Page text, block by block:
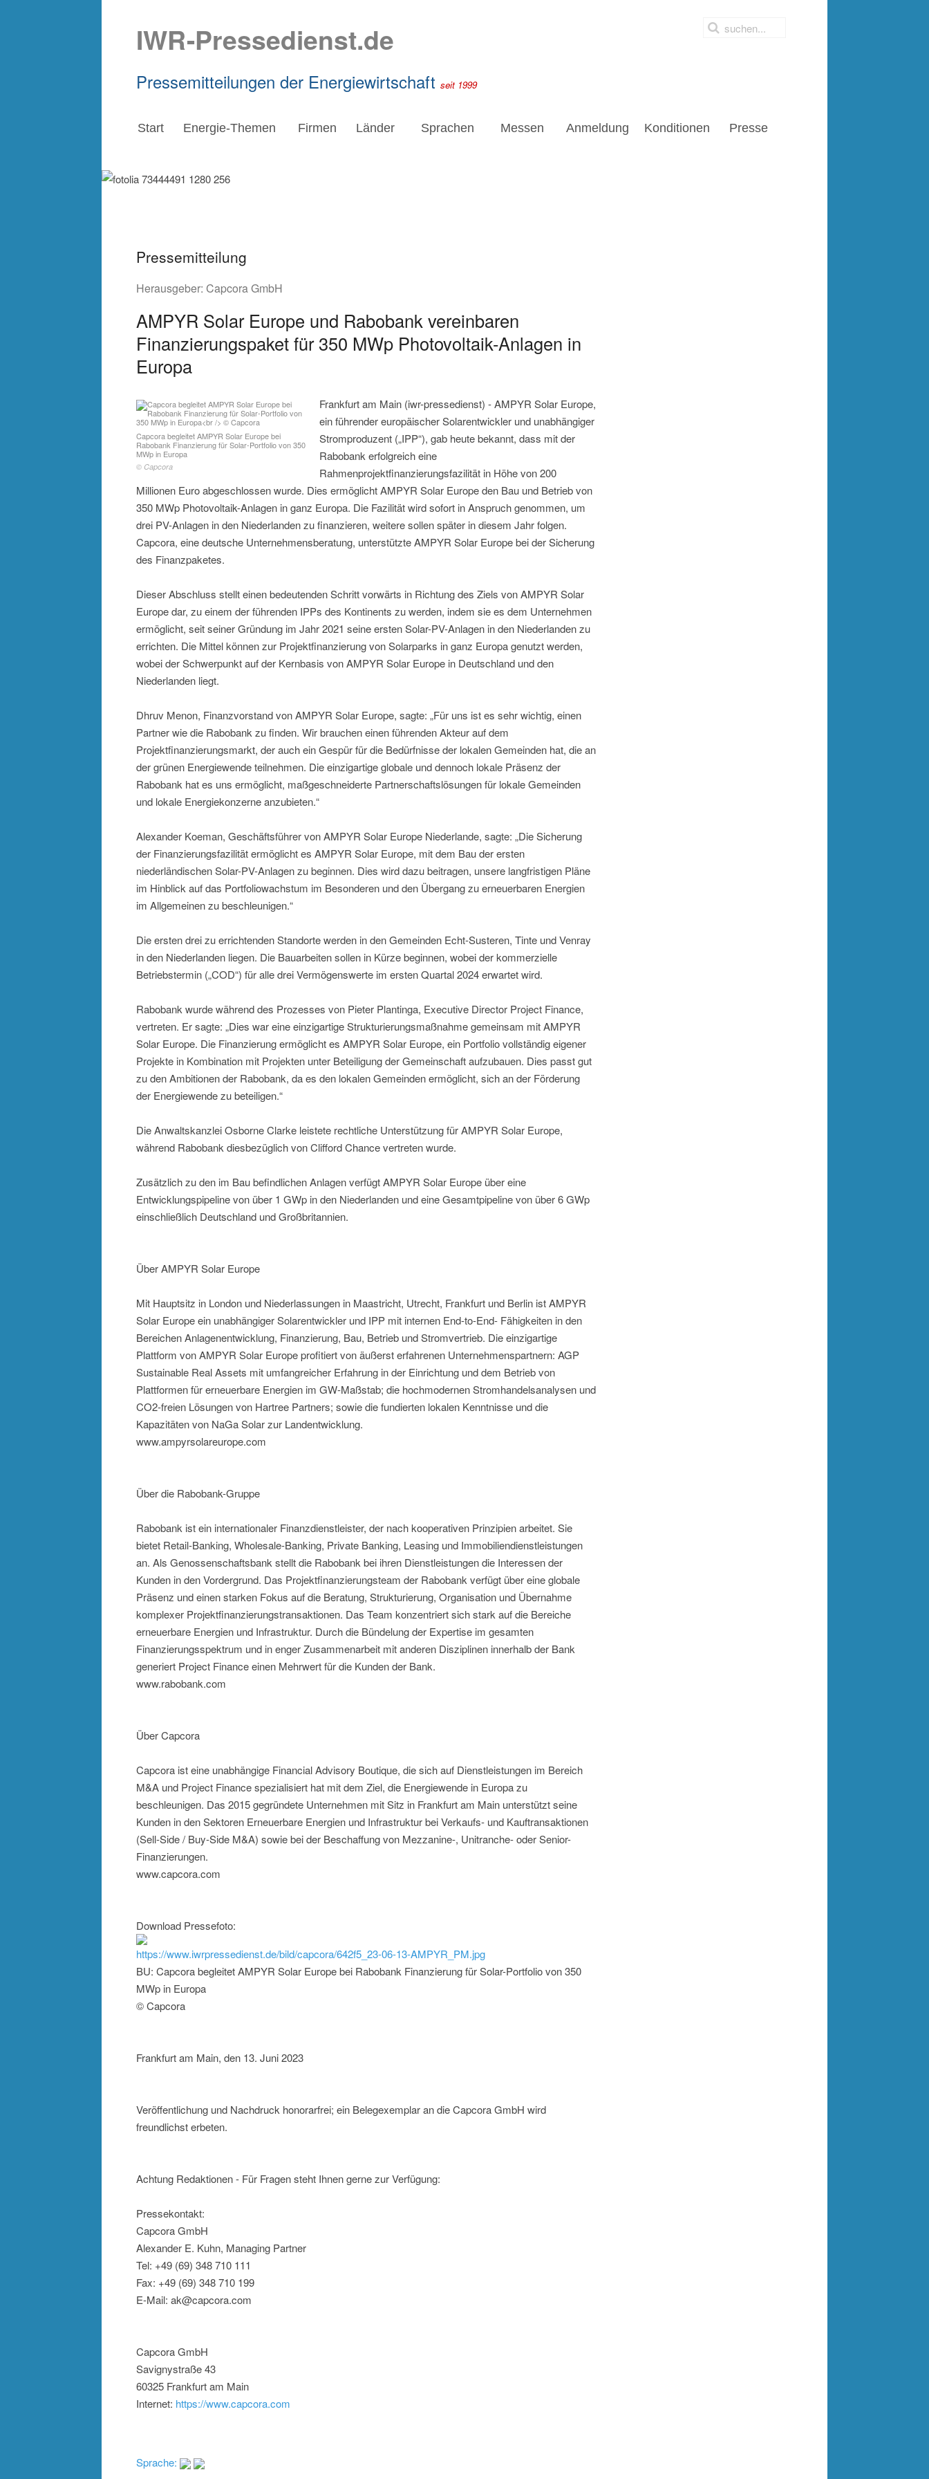
IWR-Pressedienst.de
Pressemitteilungen der Energiewirtschaft seit 1999
Start Energie-Themen Firmen Länder Sprachen Messen Anmeldung Konditionen Presse
Pressemitteilung
Herausgeber: Capcora GmbH
AMPYR Solar Europe und Rabobank vereinbaren
Finanzierungspaket für 350 MWp Photovoltaik-Anlagen in
Europa
Capcora begleitet AMPYR Solar Europe bei
Rabobank Finanzierung für Solar-Portfolio von 350
MWp in Europa
© Capcora
Frankfurt am Main (iwr-pressedienst) - AMPYR Solar Europe,
ein führender europäischer Solarentwickler und unabhängiger
Stromproduzent („IPP“), gab heute bekannt, dass mit der
Rabobank erfolgreich eine
Rahmenprojektfinanzierungsfazilität in Höhe von 200
Millionen Euro abgeschlossen wurde. Dies ermöglicht AMPYR Solar Europe den Bau und Betrieb von
350 MWp Photovoltaik-Anlagen in ganz Europa. Die Fazilität wird sofort in Anspruch genommen, um
drei PV-Anlagen in den Niederlanden zu finanzieren, weitere sollen später in diesem Jahr folgen.
Capcora, eine deutsche Unternehmensberatung, unterstützte AMPYR Solar Europe bei der Sicherung
des Finanzpaketes.
Dieser Abschluss stellt einen bedeutenden Schritt vorwärts in Richtung des Ziels von AMPYR Solar
Europe dar, zu einem der führenden IPPs des Kontinents zu werden, indem sie es dem Unternehmen
ermöglicht, seit seiner Gründung im Jahr 2021 seine ersten Solar-PV-Anlagen in den Niederlanden zu
errichten. Die Mittel können zur Projektfinanzierung von Solarparks in ganz Europa genutzt werden,
wobei der Schwerpunkt auf der Kernbasis von AMPYR Solar Europe in Deutschland und den
Niederlanden liegt.
Dhruv Menon, Finanzvorstand von AMPYR Solar Europe, sagte: „Für uns ist es sehr wichtig, einen
Partner wie die Rabobank zu finden. Wir brauchen einen führenden Akteur auf dem
Projektfinanzierungsmarkt, der auch ein Gespür für die Bedürfnisse der lokalen Gemeinden hat, die an
der grünen Energiewende teilnehmen. Die einzigartige globale und dennoch lokale Präsenz der
Rabobank hat es uns ermöglicht, maßgeschneiderte Partnerschaftslösungen für lokale Gemeinden
und lokale Energiekonzerne anzubieten.“
Alexander Koeman, Geschäftsführer von AMPYR Solar Europe Niederlande, sagte: „Die Sicherung
der Finanzierungsfazilität ermöglicht es AMPYR Solar Europe, mit dem Bau der ersten
niederländischen Solar-PV-Anlagen zu beginnen. Dies wird dazu beitragen, unsere langfristigen Pläne
im Hinblick auf das Portfoliowachstum im Besonderen und den Übergang zu erneuerbaren Energien
im Allgemeinen zu beschleunigen.“
Die ersten drei zu errichtenden Standorte werden in den Gemeinden Echt-Susteren, Tinte und Venray
in den Niederlanden liegen. Die Bauarbeiten sollen in Kürze beginnen, wobei der kommerzielle
Betriebstermin („COD“) für alle drei Vermögenswerte im ersten Quartal 2024 erwartet wird.
Rabobank wurde während des Prozesses von Pieter Plantinga, Executive Director Project Finance,
vertreten. Er sagte: „Dies war eine einzigartige Strukturierungsmaßnahme gemeinsam mit AMPYR
Solar Europe. Die Finanzierung ermöglicht es AMPYR Solar Europe, ein Portfolio vollständig eigener
Projekte in Kombination mit Projekten unter Beteiligung der Gemeinschaft aufzubauen. Dies passt gut
zu den Ambitionen der Rabobank, da es den lokalen Gemeinden ermöglicht, sich an der Förderung
der Energiewende zu beteiligen.“
Die Anwaltskanzlei Osborne Clarke leistete rechtliche Unterstützung für AMPYR Solar Europe,
während Rabobank diesbezüglich von Clifford Chance vertreten wurde.
Zusätzlich zu den im Bau befindlichen Anlagen verfügt AMPYR Solar Europe über eine
Entwicklungspipeline von über 1 GWp in den Niederlanden und eine Gesamtpipeline von über 6 GWp
einschließlich Deutschland und Großbritannien.
Über AMPYR Solar Europe
Mit Hauptsitz in London und Niederlassungen in Maastricht, Utrecht, Frankfurt und Berlin ist AMPYR
Solar Europe ein unabhängiger Solarentwickler und IPP mit internen End-to-End- Fähigkeiten in den
Bereichen Anlagenentwicklung, Finanzierung, Bau, Betrieb und Stromvertrieb. Die einzigartige
Plattform von AMPYR Solar Europe profitiert von äußerst erfahrenen Unternehmenspartnern: AGP
Sustainable Real Assets mit umfangreicher Erfahrung in der Einrichtung und dem Betrieb von
Plattformen für erneuerbare Energien im GW-Maßstab; die hochmodernen Stromhandelsanalysen und
CO2-freien Lösungen von Hartree Partners; sowie die fundierten lokalen Kenntnisse und die
Kapazitäten von NaGa Solar zur Landentwicklung.
www.ampyrsolareurope.com
Über die Rabobank-Gruppe
Rabobank ist ein internationaler Finanzdienstleister, der nach kooperativen Prinzipien arbeitet. Sie
bietet Retail-Banking, Wholesale-Banking, Private Banking, Leasing und Immobiliendienstleistungen
an. Als Genossenschaftsbank stellt die Rabobank bei ihren Dienstleistungen die Interessen der
Kunden in den Vordergrund. Das Projektfinanzierungsteam der Rabobank verfügt über eine globale
Präsenz und einen starken Fokus auf die Beratung, Strukturierung, Organisation und Übernahme
komplexer Projektfinanzierungstransaktionen. Das Team konzentriert sich stark auf die Bereiche
erneuerbare Energien und Infrastruktur. Durch die Bündelung der Expertise im gesamten
Finanzierungsspektrum und in enger Zusammenarbeit mit anderen Disziplinen innerhalb der Bank
generiert Project Finance einen Mehrwert für die Kunden der Bank.
www.rabobank.com
Über Capcora
Capcora ist eine unabhängige Financial Advisory Boutique, die sich auf Dienstleistungen im Bereich
M&A und Project Finance spezialisiert hat mit dem Ziel, die Energiewende in Europa zu
beschleunigen. Das 2015 gegründete Unternehmen mit Sitz in Frankfurt am Main unterstützt seine
Kunden in den Sektoren Erneuerbare Energien und Infrastruktur bei Verkaufs- und Kauftransaktionen
(Sell-Side / Buy-Side M&A) sowie bei der Beschaffung von Mezzanine-, Unitranche- oder Senior-
Finanzierungen.
www.capcora.com
Download Pressefoto:
https://www.iwrpressedienst.de/bild/capcora/642f5_23-06-13-AMPYR_PM.jpg
BU: Capcora begleitet AMPYR Solar Europe bei Rabobank Finanzierung für Solar-Portfolio von 350
MWp in Europa
© Capcora
Frankfurt am Main, den 13. Juni 2023
Veröffentlichung und Nachdruck honorarfrei; ein Belegexemplar an die Capcora GmbH wird
freundlichst erbeten.
Achtung Redaktionen - Für Fragen steht Ihnen gerne zur Verfügung:
Pressekontakt:
Capcora GmbH
Alexander E. Kuhn, Managing Partner
Tel: +49 (69) 348 710 111
Fax: +49 (69) 348 710 199
E-Mail: ak@capcora.com
Capcora GmbH
Savignystraße 43
60325 Frankfurt am Main
Internet: https://www.capcora.com
Sprache: